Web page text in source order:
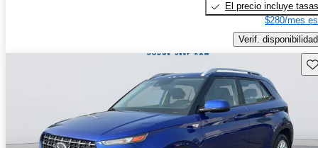
El precio incluye tasas
$280/mes
Verif. disponibilidad